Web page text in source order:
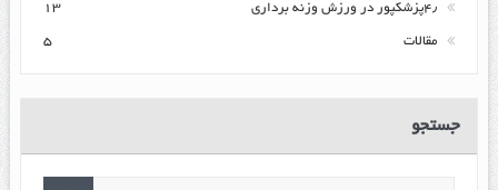
۴٫پزشکپور در ورزش وزنه برداری ۱۳
مقالات ۵
جستجو